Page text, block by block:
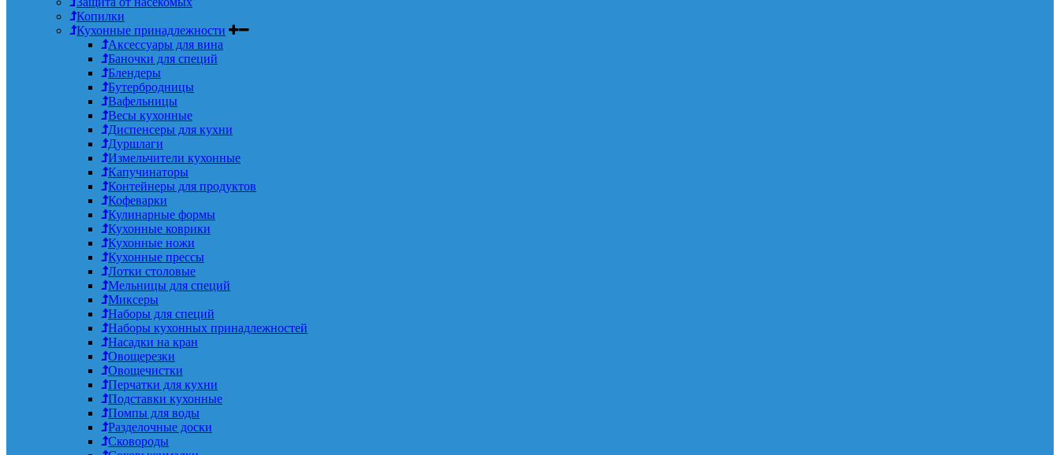
Копилки
Кухонные принадлежности
Аксессуары для вина
Баночки для специй
Блендеры
Бутербродницы
Вафельницы
Весы кухонные
Диспенсеры для кухни
Дуршлаги
Измельчители кухонные
Капучинаторы
Контейнеры для продуктов
Кофеварки
Кулинарные формы
Кухонные коврики
Кухонные ножи
Кухонные прессы
Лотки столовые
Мельницы для специй
Миксеры
Наборы для специй
Наборы кухонных принадлежностей
Насадки на кран
Овощерезки
Овощечистки
Перчатки для кухни
Подставки кухонные
Помпы для воды
Разделочные доски
Сковороды